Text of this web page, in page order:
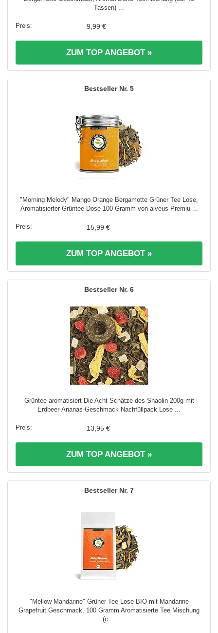
Tassen) ...
9,99 €
ZUM TOP ANGEBOT »
5
"Morning Melody" Mango Orange Bergamotte Grüner Tee Lose,
Aromatisierter Grüntee Dose 100 Gramm von alveus Premiu ...
15,99 €
ZUM TOP ANGEBOT »
6
Grüntee aromatisiert Die Acht Schätze des Shaolin 200g mit
Erdbeer-Ananas-Geschmack Nachfüllpack Lose ...
13,95 €
ZUM TOP ANGEBOT »
7
"Mellow Mandarine" Grüner Tee Lose BIO mit Mandarine
Grapefruit Geschmack, 100 Gramm Aromatisierte Tee Mischung
(c ...